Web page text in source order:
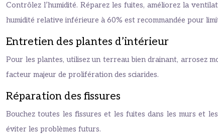
Contrôlez l’humidité. Réparez les fuites, améliorez la
humidité relative inférieure à 60% est recommandée pour
Entretien des plantes d’intérieur
Pour les plantes, utilisez un terreau bien drainant, arrosez
facteur majeur de prolifération des sciarides.
Réparation des fissures
Bouchez toutes les fissures et les fuites dans les murs et
éviter les problèmes futurs.